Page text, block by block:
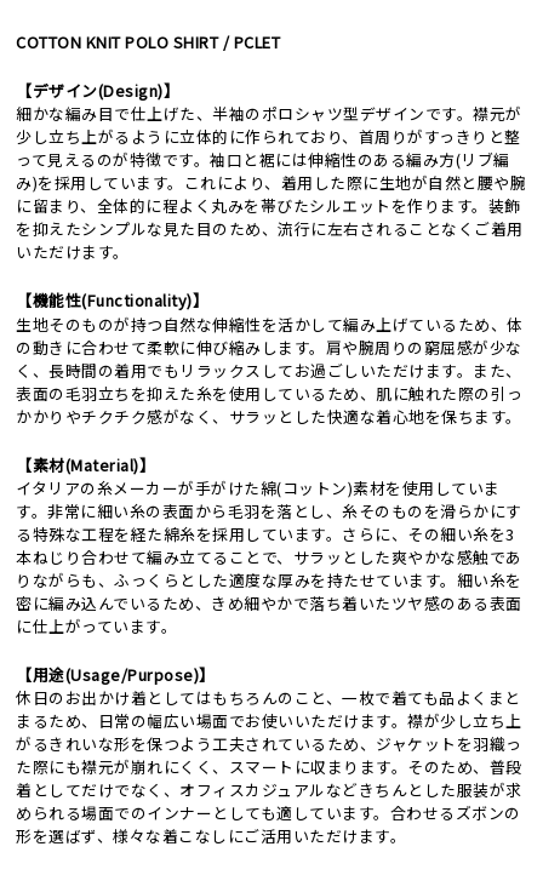
COTTON KNIT POLO SHIRT / PCLET
【デザイン(Design)】
細かな編み目で仕上げた、半袖のポロシャツ型デザインです。襟元が
少し立ち上がるように立体的に作られており、首周りがすっきりと整
って見えるのが特徴です。袖口と裾には伸縮性のある編み方(リブ編
み)を採用しています。これにより、着用した際に生地が自然と腰や腕
に留まり、全体的に程よく丸みを帯びたシルエットを作ります。装飾
を抑えたシンプルな見た目のため、流行に左右されることなくご着用
いただけます。
【機能性(Functionality)】
生地そのものが持つ自然な伸縮性を活かして編み上げているため、体
の動きに合わせて柔軟に伸び縮みします。肩や腕周りの窮屈感が少な
く、長時間の着用でもリラックスしてお過ごしいただけます。また、
表面の毛羽立ちを抑えた糸を使用しているため、肌に触れた際の引っ
かかりやチクチク感がなく、サラッとした快適な着心地を保ちます。
【素材(Material)】
イタリアの糸メーカーが手がけた綿(コットン)素材を使用していま
す。非常に細い糸の表面から毛羽を落とし、糸そのものを滑らかにす
る特殊な工程を経た綿糸を採用しています。さらに、その細い糸を3
本ねじり合わせて編み立てることで、サラッとした爽やかな感触であ
りながらも、ふっくらとした適度な厚みを持たせています。細い糸を
密に編み込んでいるため、きめ細やかで落ち着いたツヤ感のある表面
に仕上がっています。
【用途(Usage/Purpose)】
休日のお出かけ着としてはもちろんのこと、一枚で着ても品よくまと
まるため、日常の幅広い場面でお使いいただけます。襟が少し立ち上
がるきれいな形を保つよう工夫されているため、ジャケットを羽織っ
た際にも襟元が崩れにくく、スマートに収まります。そのため、普段
着としてだけでなく、オフィスカジュアルなどきちんとした服装が求
められる場面でのインナーとしても適しています。合わせるズボンの
形を選ばず、様々な着こなしにご活用いただけます。